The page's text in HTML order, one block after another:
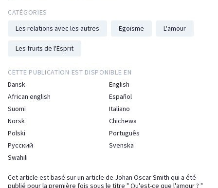
CATÉGORIES
Les relations avec les autres
Egoïsme L'amour
Les fruits de l'Esprit
CETTE PUBLICATION EST DISPONIBLE EN
Dansk
English
African english
Español
Suomi
Italiano
Norsk
Chichewa
Polski
Português
Русский
Svenska
Swahili
Cet article est basé sur un article de Johan Oscar Smith qui a été
publié pour la première fois sous le titre " Qu'est-ce que l'amour ? "